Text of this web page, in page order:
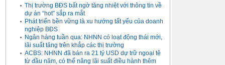
Thị trường BĐS bất ngờ tăng nhiệt với thông tin về
dự án “hot” sắp ra mắt
Phát triển bền vững là xu hướng tất yếu của doanh
nghiệp BĐS
Ngân hàng tuần qua: NHNN có loạt động thái mới,
lãi suất tăng trên khắp các thị trường
ACBS: NHNN đã bán ra 21 tỷ USD dự trữ ngoại tệ
từ đầu năm, có thể nâng lãi suất điều hành thêm